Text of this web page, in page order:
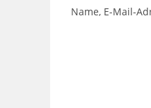
Name, E-Mail-